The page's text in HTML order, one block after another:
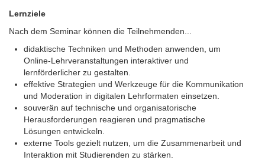
Lernziele
Nach dem Seminar können die Teilnehmenden...
didaktische Techniken und Methoden anwenden, um
Online-Lehrveranstaltungen interaktiver und
lernförderlicher zu gestalten.
effektive Strategien und Werkzeuge für die Kommunikation
und Moderation in digitalen Lehrformaten einsetzen.
souverän auf technische und organisatorische
Herausforderungen reagieren und pragmatische
Lösungen entwickeln.
externe Tools gezielt nutzen, um die Zusammenarbeit und
Interaktion mit Studierenden zu stärken.